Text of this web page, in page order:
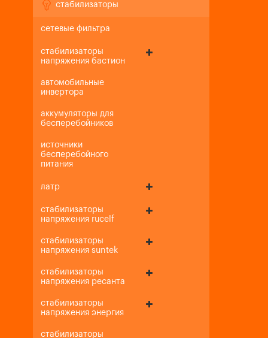
стабилизаторы
сетевые фильтра
стабилизаторы
напряжения бастион
автомобильные
инвертора
аккумуляторы для
бесперебойников
источники
бесперебойного
питания
латр
стабилизаторы
напряжения rucelf
стабилизаторы
напряжения suntek
стабилизаторы
напряжения ресанта
стабилизаторы
напряжения энергия
стабилизаторы